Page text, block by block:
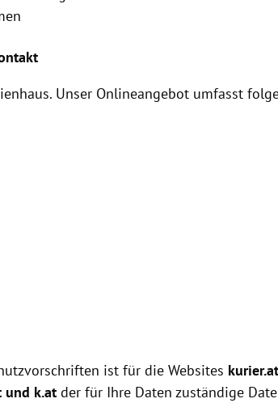
. Unser Onlineangebot umfasst
ist für die Websites kurier.at
und k.at der für Ihre Daten zuständige